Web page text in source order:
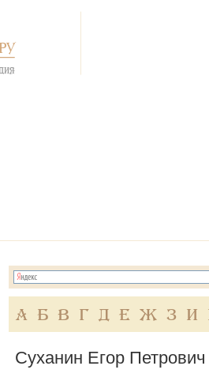
А Б В Г Д Е Ж З И
Суханин Егор Петрович